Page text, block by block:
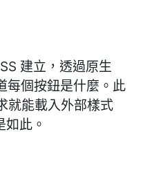
建立，透過原生
每個按鈕是什麼。此
就能載入外部樣式
此。